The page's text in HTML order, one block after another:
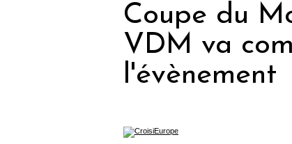
Coupe du
VDM va
l'évènement